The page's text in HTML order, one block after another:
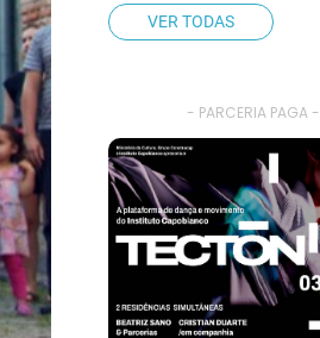
VER TODAS
- PARCERIA PAGA -